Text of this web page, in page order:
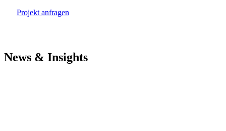
Projekt anfragen
News & Insights